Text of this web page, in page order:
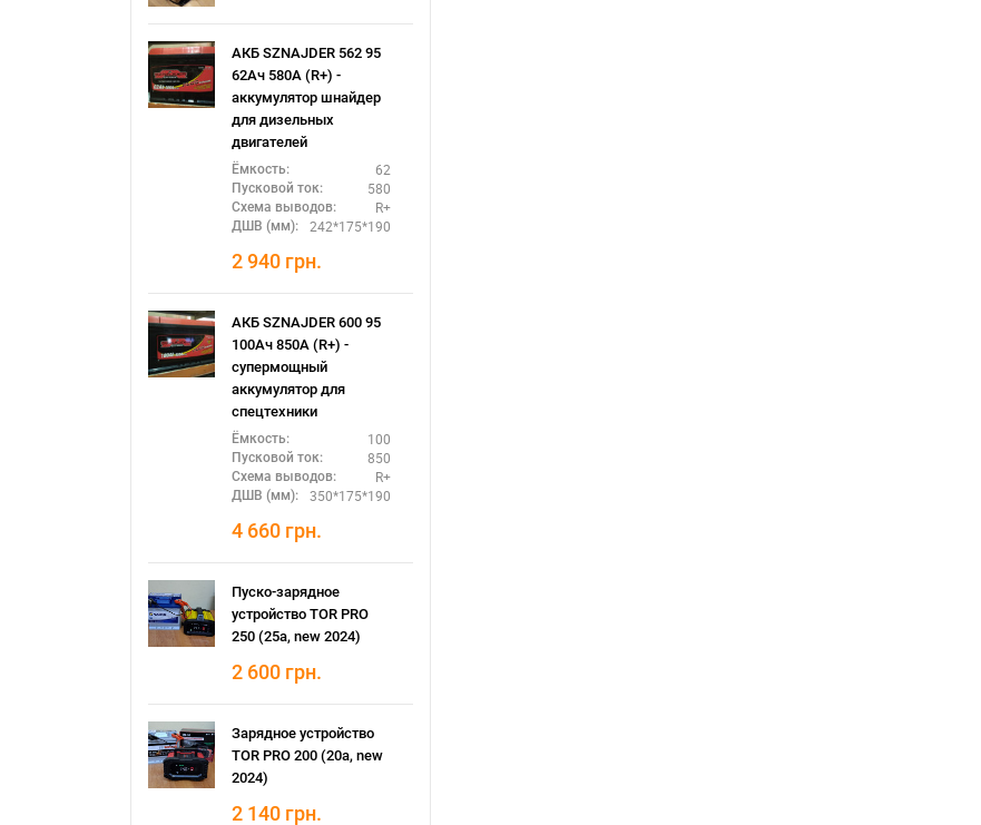
АКБ SZNAJDER 562 95
62Ач 580А (R+) -
аккумулятор шнайдер
для дизельных
двигателей
Ёмкость: 62
Пусковой ток: 580
Схема выводов: R+
ДШВ (мм): 242*175*190
2 940 грн.
АКБ SZNAJDER 600 95
100Ач 850А (R+) -
супермощный
аккумулятор для
спецтехники
Ёмкость: 100
Пусковой ток: 850
Схема выводов: R+
ДШВ (мм): 350*175*190
4 660 грн.
Пуско-зарядное
устройство TOR PRO
250 (25а, new 2024)
2 600 грн.
Зарядное устройство
TOR PRO 200 (20а, new
2024)
2 140 грн.